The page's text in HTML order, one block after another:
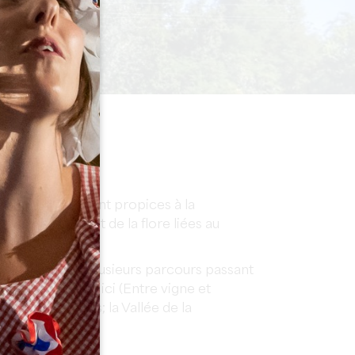
commune sont propices à la
de la faune et de la flore liées au
a réalisé plusieurs parcours passant
disponibles ici (Entre vigne et
Emilionnais; la Vallée de la